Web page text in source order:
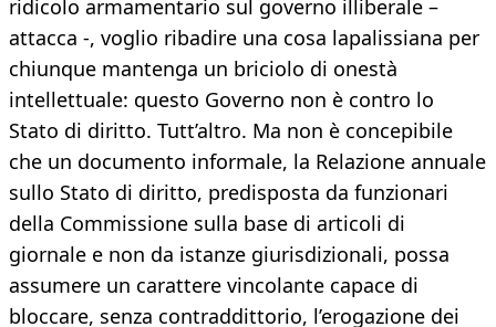
ridicolo armamentario sul governo illiberale –
attacca -, voglio ribadire una cosa lapalissiana per
chiunque mantenga un briciolo di onestà
intellettuale: questo Governo non è contro lo
Stato di diritto. Tutt’altro. Ma non è concepibile
che un documento informale, la Relazione annuale
sullo Stato di diritto, predisposta da funzionari
della Commissione sulla base di articoli di
giornale e non da istanze giurisdizionali, possa
assumere un carattere vincolante capace di
bloccare, senza contraddittorio, l’erogazione dei